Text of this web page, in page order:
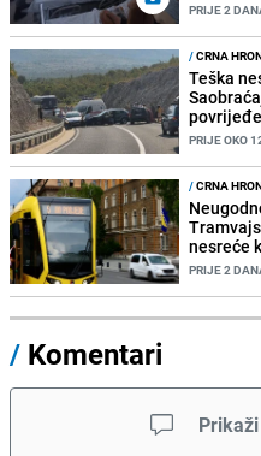
PRIJE 2
/CRNA
Teška
PRIJE OKO
/CRNA
nesreće
PRIJE 2
/ Komentari